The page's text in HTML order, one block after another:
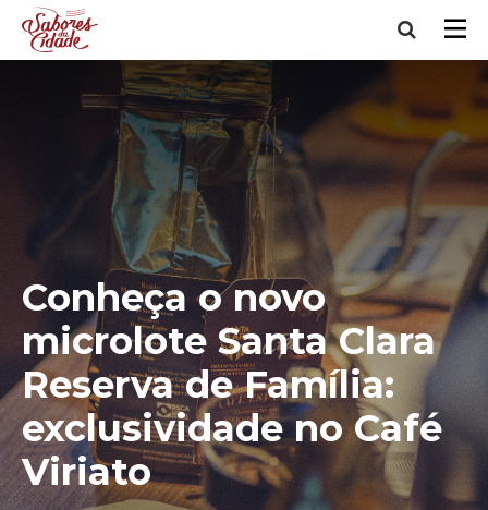
Conheça o novo
microlote Santa Clara
Reserva de Família:
exclusividade no Café
Viriato